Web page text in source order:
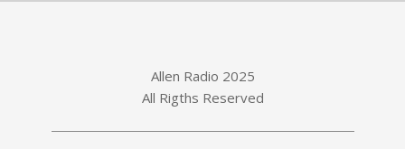
Allen Radio 2025
All Rigths Reserved